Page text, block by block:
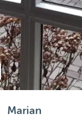
Marian